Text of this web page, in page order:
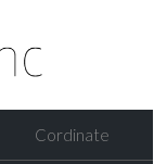
Cordinate